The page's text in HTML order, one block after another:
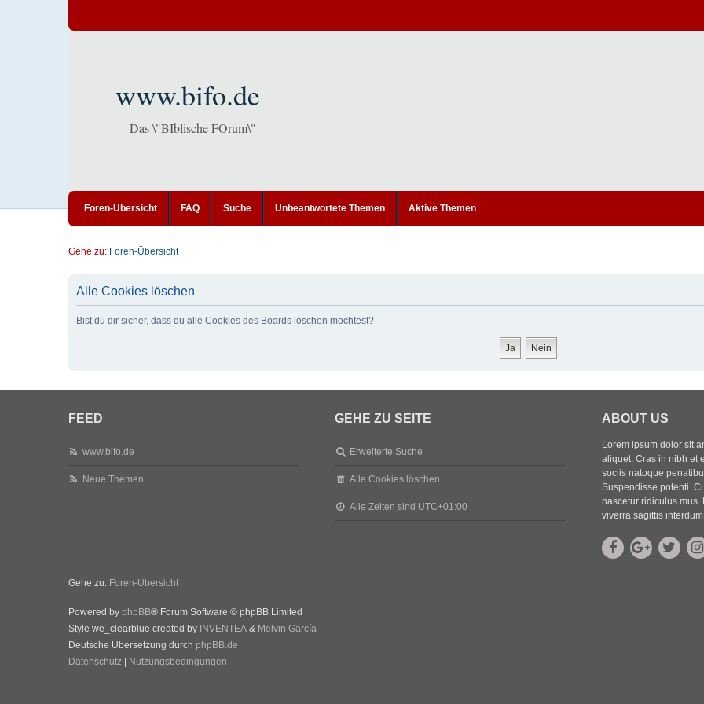
www.bifo.de
Das \"BIblische FOrum\"
Foren-Übersicht FAQ Suche Unbeantwortete Themen Aktive Themen
Gehe zu: Foren-Übersicht
Alle Cookies löschen
Bist du dir sicher, dass du alle Cookies des Boards löschen möchtest?
FEED
www.bifo.de
Neue Themen
GEHE ZU SEITE
Erweiterte Suche
Alle Cookies löschen
Alle Zeiten sind UTC+01:00
ABOUT US
Lorem ipsum dolor sit
aliquet. Cras in nibh et
sociis natoque
Suspendisse potenti.
nascetur ridiculus mus.
viverra sagittis
Gehe zu: Foren-Übersicht
Powered by phpBB® Forum Software © phpBB Limited
Style we_clearblue created by INVENTEA & Melvin García
Deutsche Übersetzung durch phpBB.de
Datenschutz
Nutzungsbedingungen